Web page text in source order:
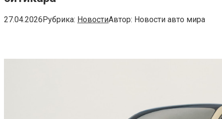
27.04.2026Рубрика: НовостиАвтор: Новости авто мира